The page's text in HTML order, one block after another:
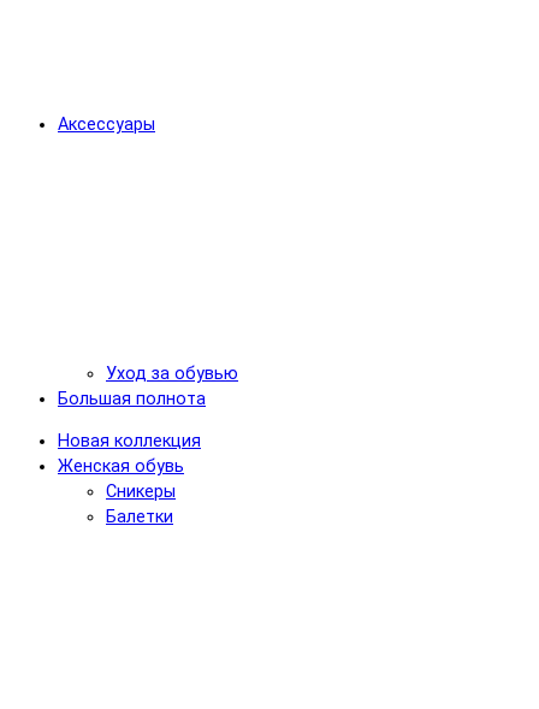
Аксессуары
Уход за обувью
Большая полнота
Новая коллекция
Женская обувь
Сникеры
Балетки